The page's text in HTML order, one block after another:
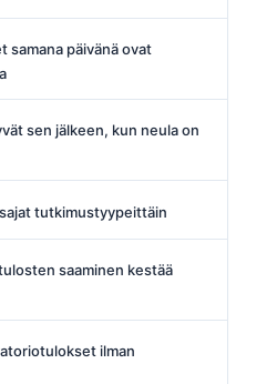
samana päivänä ovat
sen jälkeen, kun neula on
tutkimustyypeittäin
saaminen kestää
ilman